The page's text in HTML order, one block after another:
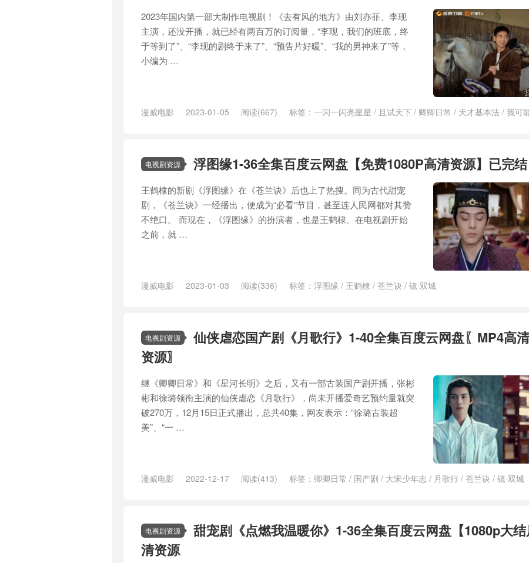
2023年国内第一部大制作电视剧！《去有风的地方》由刘亦菲、李现
主演，还没开播，就已经有两百万的订阅量，“李现，我们的班底，终
于等到了”、“李现的剧终于来了”、“预告片好暖”、“我的男神来了”等，
小编为 …
漫威电影 2023-01-05 阅读(667) 标签： 一闪一闪亮星星 / 且试天下 / 卿卿日常 / 天才基本法 / 我可
电视剧资源 浮图缘1-36全集百度云网盘【免费1080P高清资源】已完结
王鹤棣的新剧《浮图缘》在《苍兰诀》后也上了热搜。同为古代甜宠
剧，《苍兰诀》一经播出，便成为“必看”节目，甚至连人民网都对其赞
不绝口。 而现在，《浮图缘》的扮演者，也是王鹤棣。在电视剧开始
之前，就 …
漫威电影 2023-01-03 阅读(336) 标签： 浮图缘 / 王鹤棣 / 苍兰诀 / 镜·双城
电视剧资源
仙侠虐恋国产剧《月歌行》1-40全集百度云网盘〖MP4高
资源〗
继《卿卿日常》和《星河长明》之后，又有一部古装国产剧开播，张彬
彬和徐璐领衔主演的仙侠虐恋《月歌行》，尚未开播爱奇艺预约量就突
破270万，12月15日正式播出，总共40集，网友表示：“徐璐古装超
美”、“一 …
漫威电影 2022-12-17 阅读(413) 标签： 卿卿日常 / 国产剧 / 大宋少年志 / 月歌行 / 苍兰诀 / 镜·双城
电视剧资源
甜宠剧《点燃我温暖你》1-36全集百度云网盘【1080p大
清资源